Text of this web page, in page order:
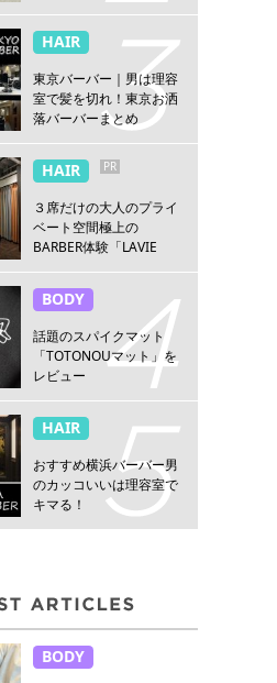
HAIR
東京バーバー｜男は理容
室で髪を切れ！東京お洒
落バーバーまとめ
HAIR PR
３席だけの大人のプライ
ベート空間極上の
BARBER体験「LAVIE
BARBER HANARE新宿
店」
BODY
話題のスパイクマット
「TOTONOUマット」を
レビュー
HAIR
おすすめ横浜バーバー男
のカッコいいは理容室で
キマる！
BODY